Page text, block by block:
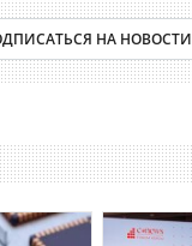
НА НОВОСТИ